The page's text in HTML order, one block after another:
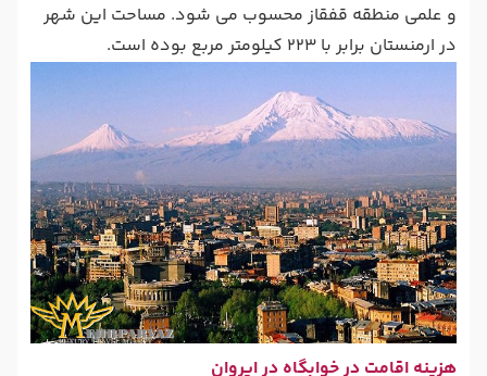
و علمی منطقه قفقاز محسوب می شود. مساحت این شهر
در ارمنستان برابر با 223 کیلومتر مربع بوده است.
هزینه اقامت در خوابگاه در ایروان